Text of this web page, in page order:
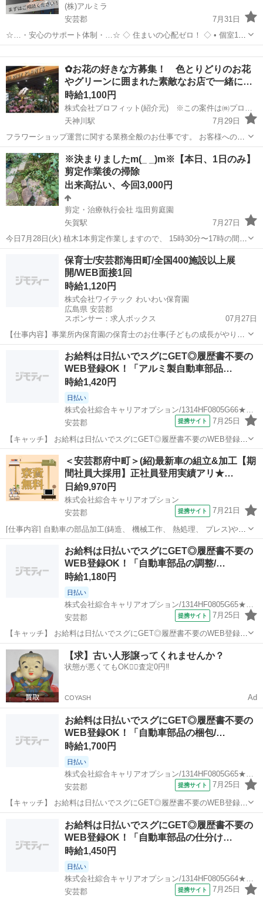
(株)アルミラ
安芸郡
7月31日
☆…・安心のサポート体制・…☆ ◇ 住まいの心配ゼロ！ ◇ • 個室1R
完全無料！ • 即日入寮OK！など ◇ 所持金ゼロでもスタートできる！
◇ • 食費・生活費のサポート • 移動費用...
✿お花の好きな方募集！ 色とりどりのお花
やグリーンに囲まれた素敵なお店で一緒に…
時給1,100円
天神川駅
7月29日
フラワーショップ運営に関する業務全般のお仕事です。 お客様への接
客、毎日入荷してくる切り花や鉢植えの水やりなどの品質管理や値付
け・棚出しなどの商品管理、運営に必要な資器材の補充や発注などの
備品管理、販売した商品の配送などが...
広島 安芸郡 天神川駅 花屋 フラワーショップ
※決まりましたm(_ _)m※【本日、1日のみ】
剪定作業後の掃除
出来高払い、今回3,000円
剪定・治療執行会社 塩田剪庭園
矢賀駅
7月27日
今日7月28日(火) 植木1本剪定作業しますので、 15時30分〜17時の間
で、掃除バイト可能な方、お願いします。 飲み物、タオル、手袋必須
です。 報酬額3,000円。 報酬は当日お支払いします。 ...
矢賀駅 その他
保育士/安芸郡海田町/全国400施設以上展
開/WEB面接1回
時給1,120円
株式会社ワイテック わいわい保育園
広島県 安芸郡
スポンサー：求人ボックス
07月27日
【仕事内容】事業所内保育園の保育士のお仕事(子どもの成長がやりが
い ) お預かりしている子ども達についてお世話をお願いします。 ・食
事・睡眠・排泄・清潔・衣類の着脱等 ・集団生活を通じた社会性の装
着 ・行事の計画・実行、お知らせの...
アルバイト・パート
お給料は日払いでスグにGET◎履歴書不要の
WEB登録OK！「アルミ製自動車部品…
時給1,420円
日払い
株式会社綜合キャリアオプション/1314HF0805G66★77-S
安芸郡
提携サイト 7月25日
【キャッチ】 お給料は日払いでスグにGET◎履歴書不要のWEB登録
OK！「アルミ製自動車部品の検査」高時給1420円！広島県安芸郡熊野
町周辺！20代～40代のスタッフが多数活躍中★ 【コメント】 弊社な
ら事前の職場見学が多...
広島 安芸郡 仕分け
＜安芸郡府中町＞(紹)最新車の組立&加工【期
間社員大採用】正社員登用実績アリ★…
日給9,970円
株式会社綜合キャリアオプション
安芸郡
提携サイト 7月21日
[仕事内容] 自動車の部品加工(鋳造、 機械工作、 熱処理、 プレス)や組
立(エンジン、 車体、 車両)、 車体の塗装をお任せします。 。＋お仕
事探しはコンシェルスタッフにおまかせ＋。 あなたのお仕事探しをし
工場
お給料は日払いでスグにGET◎履歴書不要の
WEB登録OK！「自動車部品の調整/…
時給1,180円
日払い
安芸郡
提携サイト 7月25日
【キャッチ】 お給料は日払いでスグにGET◎履歴書不要のWEB登録
OK！「自動車部品の調整/電話対応」高時給1180円！天神川周辺！20
代～40代のスタッフが多数活躍中★ 【コメント】 ＼大手人材派遣会社
で働きませんか♪／...
広島 安芸郡 一般事務
【求】古い人形譲ってくれませんか？
状態が悪くてもOK🙆‍♀️査定0円‼️
COYASH Ad
お給料は日払いでスグにGET◎履歴書不要の
WEB登録OK！「自動車部品の梱包/…
時給1,700円
日払い
安芸郡
提携サイト 7月25日
【キャッチ】 お給料は日払いでスグにGET◎履歴書不要のWEB登録
OK！「自動車部品の梱包/検査」高時給1700円！向洋周辺！20代～40
代のスタッフが多数活躍中★ 【コメント】 製造のお仕事をお探しにお
ススメ♪ 「未経...
仕分け
お給料は日払いでスグにGET◎履歴書不要の
WEB登録OK！「自動車部品の仕分け…
時給1,450円
日払い
安芸郡
提携サイト 7月25日